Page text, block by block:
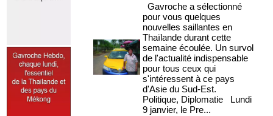
Gavroche a sélectionné
pour vous quelques
nouvelles saillantes en
Thaïlande durant cette
semaine écoulée. Un survol
de l'actualité indispensable
pour tous ceux qui
s'intéressent à ce pays
d'Asie du Sud-Est.
Politique, Diplomatie Lundi
9 janvier, le Pre...